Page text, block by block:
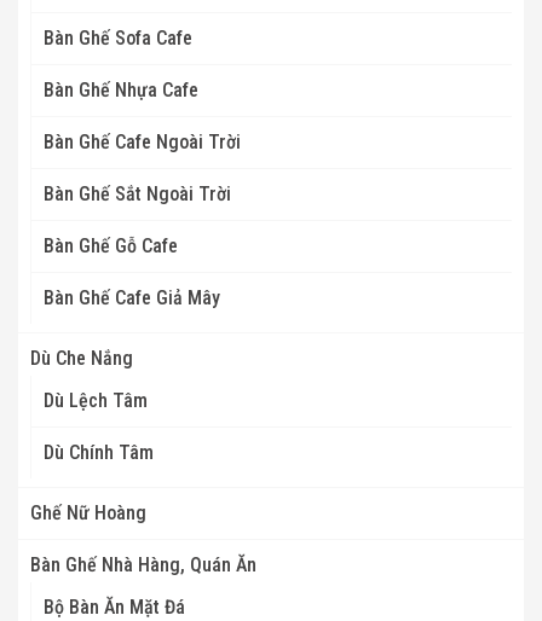
Bàn Ghế Sofa Cafe
Bàn Ghế Nhựa Cafe
Bàn Ghế Cafe Ngoài Trời
Bàn Ghế Sắt Ngoài Trời
Bàn Ghế Gỗ Cafe
Bàn Ghế Cafe Giả Mây
Dù Che Nắng
Dù Lệch Tâm
Dù Chính Tâm
Ghế Nữ Hoàng
Bàn Ghế Nhà Hàng, Quán Ăn
Bộ Bàn Ăn Mặt Đá